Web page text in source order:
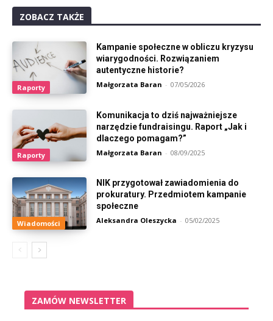
ZOBACZ TAKŻE
Raporty
Kampanie społeczne w obliczu kryzysu
wiarygodności. Rozwiązaniem
autentyczne historie?
Małgorzata Baran - 07/05/2026
Raporty
Komunikacja to dziś najważniejsze
narzędzie fundraisingu. Raport „Jak i
dlaczego pomagam?”
Małgorzata Baran - 08/09/2025
Wiadomości
NIK przygotował zawiadomienia do
prokuratury. Przedmiotem kampanie
społeczne
Aleksandra Oleszycka - 05/02/2025
ZAMÓW NEWSLETTER